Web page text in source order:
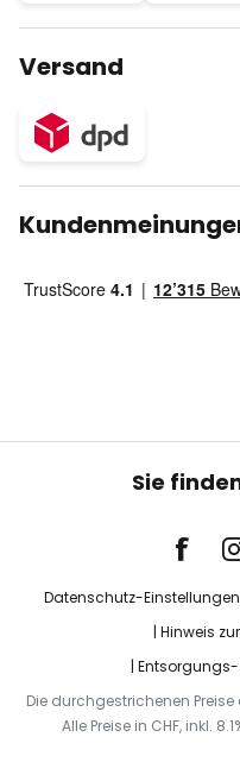
Versand
Sie
Datenschutz-Einstellungen
Hinweis
Die durchgestrichenen Preise
Alle Preise in CHF, inkl.